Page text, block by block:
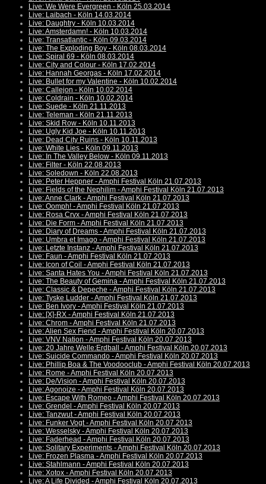
Live: We Were Evergreen - Köln 25.03.2014
Live: Laibach - Köln 14.03.2014
Live: Daughtry - Köln 10.03.2014
Live: Amsterdamn! - Köln 10.03.2014
Live: Transatlantic - Köln 09.03.2014
Live: The Exploding Boy - Köln 08.03.2014
Live: Spiral 69 - Köln 08.03.2014
Live: City and Colour - Köln 17.02.2014
Live: Hannah Georgas - Köln 17.02.2014
Live: Bullet for my Valentine - Köln 10.02.2014
Live: Callejon - Köln 10.02.2014
Live: Coldrain - Köln 10.02.2014
Live: Suede - Köln 21.11.2013
Live: Teleman - Köln 21.11.2013
Live: Skid Row - Köln 10.11.2013
Live: Ugly Kid Joe - Köln 10.11.2013
Live: Dead City Ruins - Köln 10.11.2013
Live: White Lies - Köln 09.11.2013
Live: In The Valley Below - Köln 09.11.2013
Live: Filter - Köln 22.08.2013
Live: Soledown - Köln 22.08.2013
Live: Peter Heppner - Amphi Festival Köln 21.07.2013
Live: Fields of the Nephilim - Amphi Festival Köln 21.07.2013
Live: Anne Clark - Amphi Festival Köln 21.07.2013
Live: Oomph! - Amphi Festival Köln 21.07.2013
Live: Rosa Crvx - Amphi Festival Köln 21.07.2013
Live: Die Form - Amphi Festival Köln 21.07.2013
Live: Diary of Dreams - Amphi Festival Köln 21.07.2013
Live: Umbra et Imago - Amphi Festival Köln 21.07.2013
Live: Letzte Instanz - Amphi Festival Köln 21.07.2013
Live: Faun - Amphi Festival Köln 21.07.2013
Live: Icon of Coil - Amphi Festival Köln 21.07.2013
Live: Santa Hates You - Amphi Festival Köln 21.07.2013
Live: The Beauty of Gemina - Amphi Festival Köln 21.07.2013
Live: Classic & Depeche - Amphi Festival Köln 21.07.2013
Live: Tyske Ludder - Amphi Festival Köln 21.07.2013
Live: Ben Ivory - Amphi Festival Köln 21.07.2013
Live: [X]-RX - Amphi Festival Köln 21.07.2013
Live: Chrom - Amphi Festival Köln 21.07.2013
Live: Alien Sex Fiend - Amphi Festival Köln 20.07.2013
Live: VNV Nation - Amphi Festival Köln 20.07.2013
Live: 20 Jahre Welle:Erdball - Amphi Festival Köln 20.07.2013
Live: Suicide Commando - Amphi Festival Köln 20.07.2013
Live: Phillip Boa & The Voodooclub - Amphi Festival Köln 20.07.2013
Live: Rome - Amphi Festival Köln 20.07.2013
Live: De/Vision - Amphi Festival Köln 20.07.2013
Live: Agonoize - Amphi Festival Köln 20.07.2013
Live: Escape With Romeo - Amphi Festival Köln 20.07.2013
Live: Grendel - Amphi Festival Köln 20.07.2013
Live: Tanzwut - Amphi Festival Köln 20.07.2013
Live: Funker Vogt - Amphi Festival Köln 20.07.2013
Live: Wesselsky - Amphi Festival Köln 20.07.2013
Live: Faderhead - Amphi Festival Köln 20.07.2013
Live: Solitary Experiments - Amphi Festival Köln 20.07.2013
Live: Frozen Plasma - Amphi Festival Köln 20.07.2013
Live: Stahlmann - Amphi Festival Köln 20.07.2013
Live: Xotox - Amphi Festival Köln 20.07.2013
Live: A Life Divided - Amphi Festival Köln 20.07.2013